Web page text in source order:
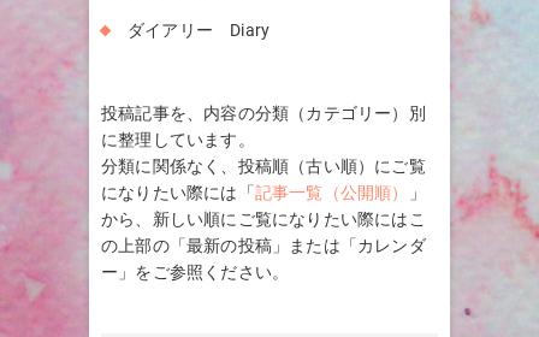
ダイアリー Diary
投稿記事を、内容の分類（カテゴリー）別
に整理しています。
分類に関係なく、投稿順（古い順）にご覧
になりたい際には「記事一覧（公開順）
」
から、新しい順にご覧になりたい際にはこ
の上部の「最新の投稿」または「カレンダ
ー」をご参照ください。